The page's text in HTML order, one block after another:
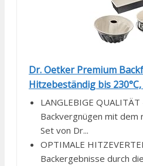
Dr. Oetker Premium
Hitzebeständig bis 230°C,
LANGLEBIGE
Backvergnügen mit
Set von Dr...
OPTIMALE
Backergebnisse durch